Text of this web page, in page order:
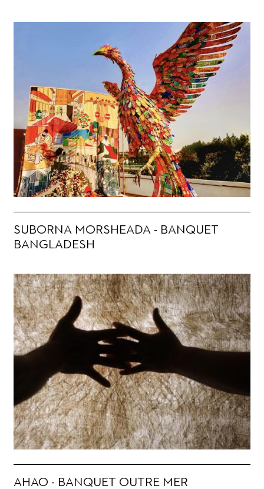
SUBORNA MORSHEADA - BANQUET
BANGLADESH
AHAO - BANQUET OUTRE MER